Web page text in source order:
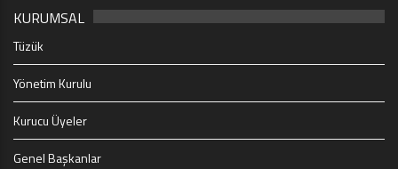
KURUMSAL
Tüzük
Yönetim Kurulu
Kurucu Üyeler
Genel Başkanlar